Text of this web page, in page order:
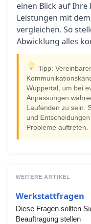
einen Blick auf
Leistungen mit
vergleichen. So
Abwicklung alles
Tipp:
Wuppertal, um bei
Anpassungen
Laufenden zu sein.
und
Probleme auftreten.
WEITERE ARTIKEL
Werkstattfragen
Diese Fragen sollten
Beauftragung stellen